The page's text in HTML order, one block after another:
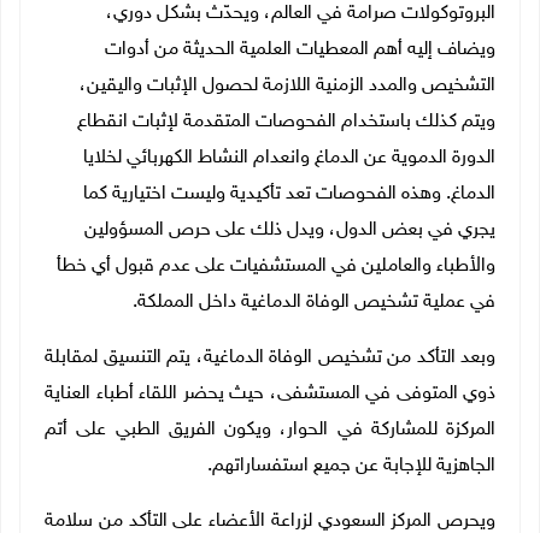
البروتوكولات صرامة في العالم، ويحدّث بشكل دوري،
ويضاف إليه أهم المعطيات العلمية الحديثة من أدوات
التشخيص والمدد الزمنية اللازمة لحصول الإثبات واليقين،
ويتم كذلك باستخدام الفحوصات المتقدمة لإثبات انقطاع
الدورة الدموية عن الدماغ وانعدام النشاط الكهربائي لخلايا
الدماغ. وهذه الفحوصات تعد تأكيدية وليست اختيارية كما
يجري في بعض الدول، ويدل ذلك على حرص المسؤولين
والأطباء والعاملين في المستشفيات على عدم قبول أي خطأ
في عملية تشخيص الوفاة الدماغية داخل المملكة.
وبعد التأكد من تشخيص الوفاة الدماغية، يتم التنسيق لمقابلة
ذوي المتوفى في المستشفى، حيث يحضر اللقاء أطباء العناية
المركزة للمشاركة في الحوار، ويكون الفريق الطبي على أتم
الجاهزية للإجابة عن جميع استفساراتهم.
ويحرص المركز السعودي لزراعة الأعضاء على التأكد من سلامة